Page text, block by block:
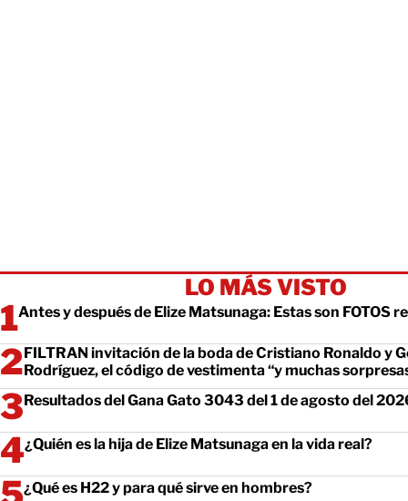
LO MÁS VISTO
Antes y después de Elize Matsunaga: Estas son FOTOS
FILTRAN invitación de la boda de Cristiano Ronaldo y
Rodríguez, el código de vestimenta “y muchas
Resultados del Gana Gato 3043 del 1 de agosto del
¿Quién es la hija de Elize Matsunaga en la vida real?
¿Qué es H22 y para qué sirve en hombres?